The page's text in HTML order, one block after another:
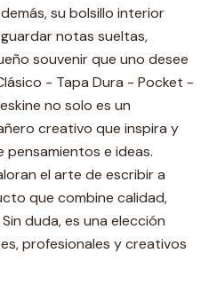
su bolsillo interior
notas sueltas,
souvenir que uno desee
- Tapa Dura - Pocket -
no solo es un
creativo que inspira y
pensamientos e ideas.
el arte de escribir a
que combine calidad,
duda, es una elección
profesionales y creativos